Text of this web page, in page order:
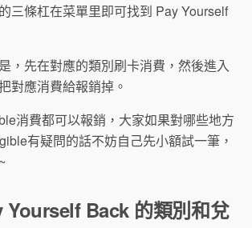
三條杠在菜單里即可找到 Pay Yourself
，先在對應的類別刷卡消費，然後進入
對應消費給報銷掉。
消費都可以報銷，大家如果對哪些地方
有疑問的話不妨自己先小額試一筆，
Yourself Back 的類別和兌